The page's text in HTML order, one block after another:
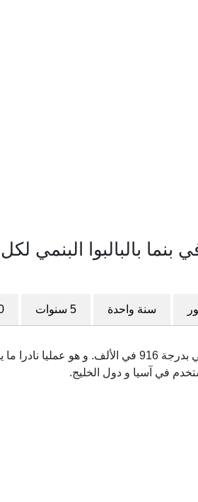
سنة واحدة 5 سنوات
عيار 22 يسمى أيضا (.916) و هو نقي بدرجة 916 في
في آسيا و دول الخليج.